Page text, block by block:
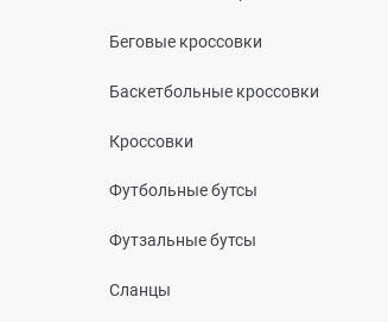
Беговые кроссовки
Баскетбольные кроссовки
Кроссовки
Футбольные бутсы
Футзальные бутсы
Сланцы